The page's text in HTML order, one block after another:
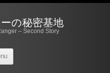
ーの秘密基地
– Second Story